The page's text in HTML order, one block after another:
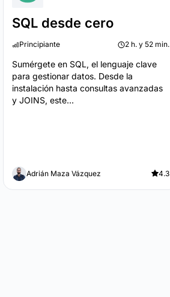
SQL desde cero
Principiante 2 h. y 52 min.
Sumérgete en SQL, el lenguaje clave
para gestionar datos. Desde la
instalación hasta consultas avanzadas
y JOINS, este...
Adrián Maza Vázquez 4.3